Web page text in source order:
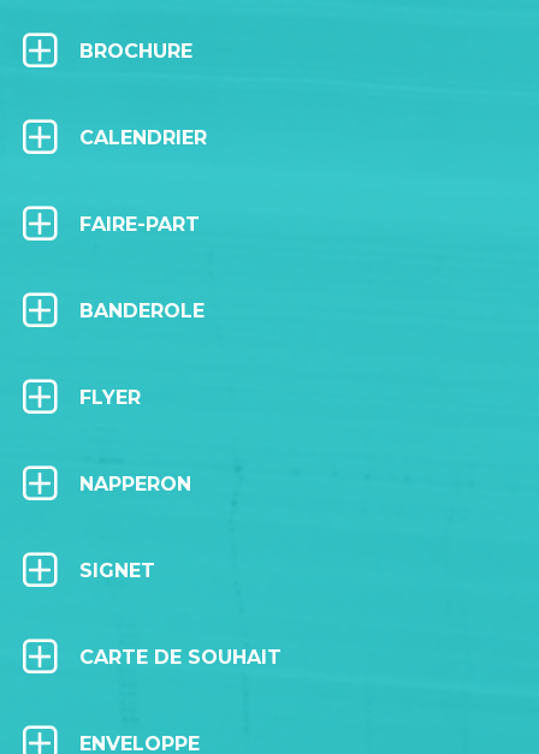
BROCHURE
CALENDRIER
FAIRE-PART
BANDEROLE
FLYER
NAPPERON
SIGNET
CARTE DE SOUHAIT
ENVELOPPE